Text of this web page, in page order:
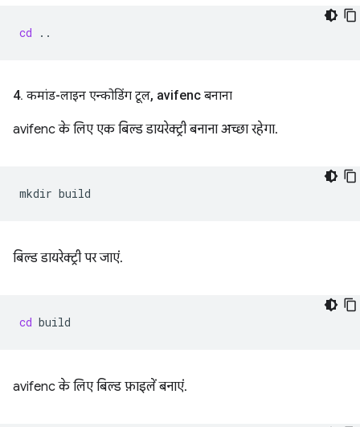
cd
4. कमांड-लाइन एन्कोडिंग टूल, avifenc बनाना
avifenc के लिए एक बिल्ड डायरेक्ट्री बनाना अच्छा रहेगा.
mkdir
बिल्ड डायरेक्ट्री पर जाएं.
cd
avifenc के लिए बिल्ड फ़ाइलें बनाएं.